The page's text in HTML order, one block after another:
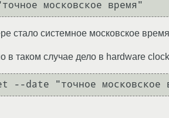
стало системное московское
в таком случае дело в hardware
--date "точное